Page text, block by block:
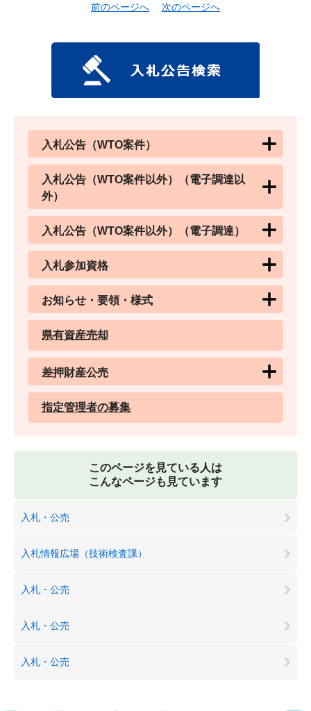
前のページへ 次のページへ
入札公告（WTO案件）
入札公告（WTO案件以外）（電子調達以
外）
入札公告（WTO案件以外）（電子調達）
入札参加資格
お知らせ・要領・様式
県有資産売却
差押財産公売
指定管理者の募集
このページを見ている人は
こんなページも見ています
入札・公売
入札情報広場（技術検査課）
入札・公売
入札・公売
入札・公売